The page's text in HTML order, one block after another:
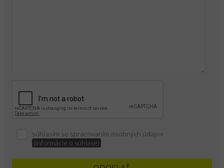
súhlasím so spracovaním osobných údajov
(informácie o súhlase)